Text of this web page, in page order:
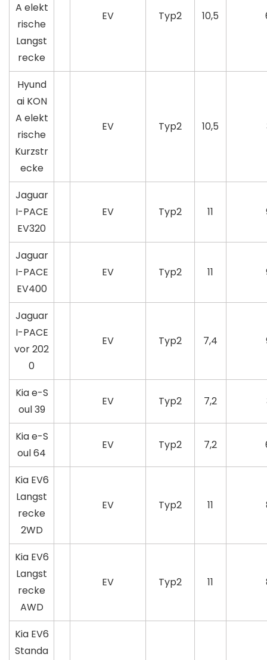
A elekt
rische
Langst
recke
EV Typ2 10,5
Hyund
ai KON
A elekt
rische
Kurzstr
ecke
EV Typ2 10,5
Jaguar
I-PACE
EV320
EV Typ2 11
Jaguar
I-PACE
EV400
EV Typ2 11
Jaguar
I-PACE
vor 202
0
EV Typ2 7,4
Kia e-S
oul 39
EV Typ2 7,2
Kia e-S
oul 64
EV Typ2 7,2
Kia EV6
Langst
recke
2WD
EV Typ2 11
Kia EV6
Langst
recke
AWD
EV Typ2 11
Kia EV6
Standa